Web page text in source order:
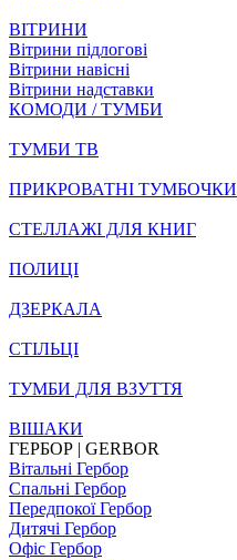
ВІТРИНИ
Вітрини підлогові
Вітрини навісні
Вітрини надставки
КОМОДИ / ТУМБИ
ТУМБИ ТВ
ПРИКРОВАТНІ ТУМБОЧКИ
СТЕЛЛАЖІ ДЛЯ КНИГ
ПОЛИЦІ
ДЗЕРКАЛА
СТІЛЬЦI
ТУМБИ ДЛЯ ВЗУТТЯ
ВІШАКИ
ГЕРБОР | GERBOR
Вітальні Гербор
Спальні Гербор
Передпокої Гербор
Дитячі Гербор
Офіс Гербор